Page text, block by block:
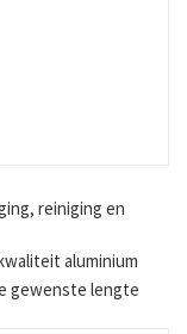
reiniging en
aluminium
gewenste lengte